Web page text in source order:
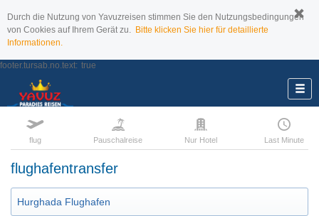
Durch die Nutzung von Yavuzreisen stimmen Sie den Nutzungsbedingungen
von Cookies auf Ihrem Gerät zu. Bitte klicken Sie hier für detaillierte
Informationen.
footer.tursab.no.text: true
flug Pauschalreise Nur Hotel Last Minute
flughafentransfer